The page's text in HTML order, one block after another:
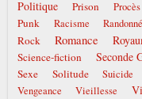
Politique Prison Procès
Punk Racisme
Rock
Romance
Science-fiction
Seconde
Sexe Solitude Suicide
Vengeance Vieillesse